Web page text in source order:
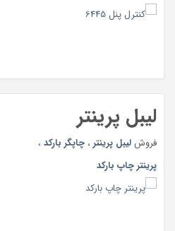
لیبل پرینتر
فروشلیبل پرینتر ، چاپگر بارکد ،
پرینتر چاپ بارکد